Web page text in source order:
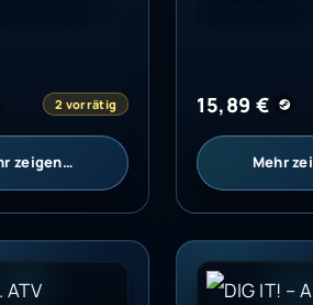
2 vorrätig
zeigen…
15,89€
Mehr
Unleashed (PC) - Steam Key -
DIG IT! - A